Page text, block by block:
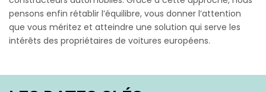
pensons enfin rétablir l’équilibre, vous donner l’attention
que vous méritez et atteindre une solution qui serve les
intérêts des propriétaires de voitures européens.